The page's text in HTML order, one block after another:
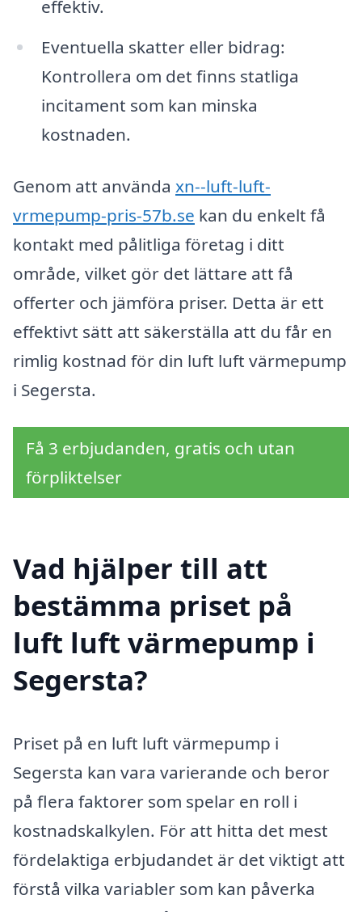
effektiv.
Eventuella skatter eller bidrag:
Kontrollera om det finns statliga
incitament som kan minska
kostnaden.
Genom att använda xn--luft-luft-
vrmepump-pris-57b.se kan du enkelt få
kontakt med pålitliga företag i ditt
område, vilket gör det lättare att få
offerter och jämföra priser. Detta är ett
effektivt sätt att säkerställa att du får en
rimlig kostnad för din luft luft värmepump
i Segersta.
Få 3 erbjudanden, gratis och utan
förpliktelser
Vad hjälper till att
bestämma priset på
luft luft värmepump i
Segersta?
Priset på en luft luft värmepump i
Segersta kan vara varierande och beror
på flera faktorer som spelar en roll i
kostnadskalkylen. För att hitta det mest
fördelaktiga erbjudandet är det viktigt att
förstå vilka variabler som kan påverka